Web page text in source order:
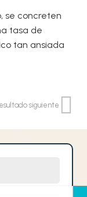
se concreten
tasa de
tan ansiada
siguiente